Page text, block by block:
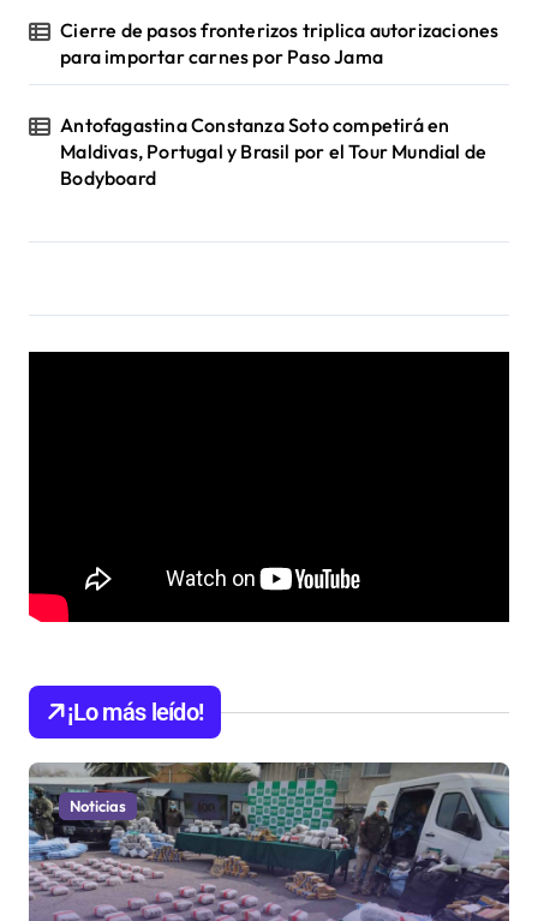
Cierre de pasos fronterizos triplica autorizaciones
para importar carnes por Paso Jama
Antofagastina Constanza Soto competirá en
Maldivas, Portugal y Brasil por el Tour Mundial de
Bodyboard
¡Lo más leído!
Noticias